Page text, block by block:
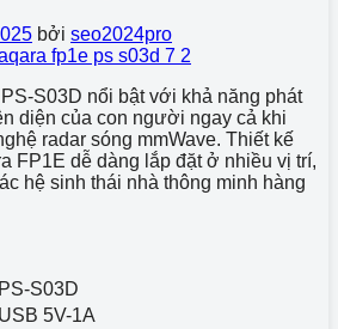
bởi seo2024pro
PS-S03D nổi bật với khả năng phát
diện của con người ngay cả khi
radar sóng mmWave. Thiết kế
FP1E dễ dàng lắp đặt ở nhiều vị trí,
hệ sinh thái nhà thông minh hàng
PS-S03D
USB 5V-1A